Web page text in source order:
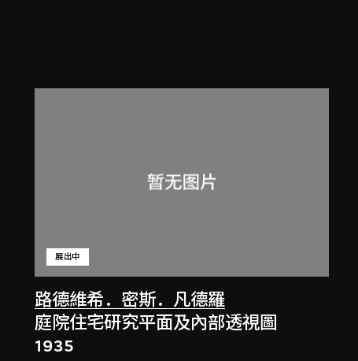
路德維希．密斯．凡德羅
展出中
庭院住宅研究平面及內部透視圖
1935